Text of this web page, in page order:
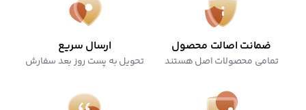
ضمانت اصالت محصول
تمامی محصولات اصل هستند
ارسال سریع
تحویل به پست روز بعد سفارش